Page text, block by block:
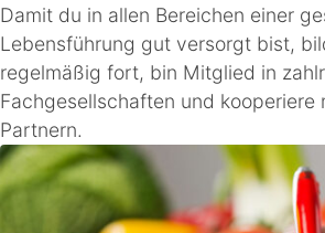
Damit du in allen Bereichen einer
Lebensführung gut versorgt bist,
regelmäßig fort, bin Mitglied in
Fachgesellschaften und kooperiere
Partnern.